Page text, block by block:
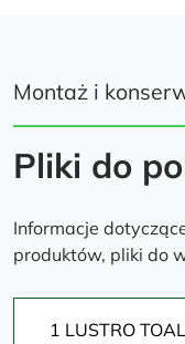
Montaż i
Pliki do
Informacje
produktów, pliki do
1 LUSTRO